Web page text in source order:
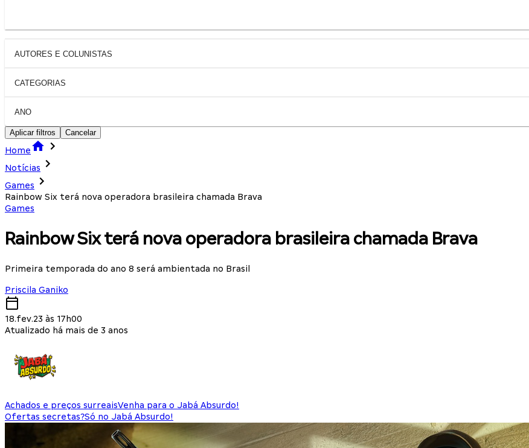
AUTORES E COLUNISTAS
CATEGORIAS
ANO
Aplicar filtros Cancelar
Home
Notícias
Games
Rainbow Six terá nova operadora brasileira chamada Brava
Games
Rainbow Six terá nova operadora brasileira chamada Brava
Primeira temporada do ano 8 será ambientada no Brasil
Priscila Ganiko
18.fev.23 às 17h00
Atualizado há mais de 3 anos
Achados e preços surreaisVenha para o Jabá Absurdo!
Ofertas secretas?Só no Jabá Absurdo!